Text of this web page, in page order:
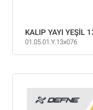
KALIP YAYI YEŞİL
01.05.01.Y.13x076